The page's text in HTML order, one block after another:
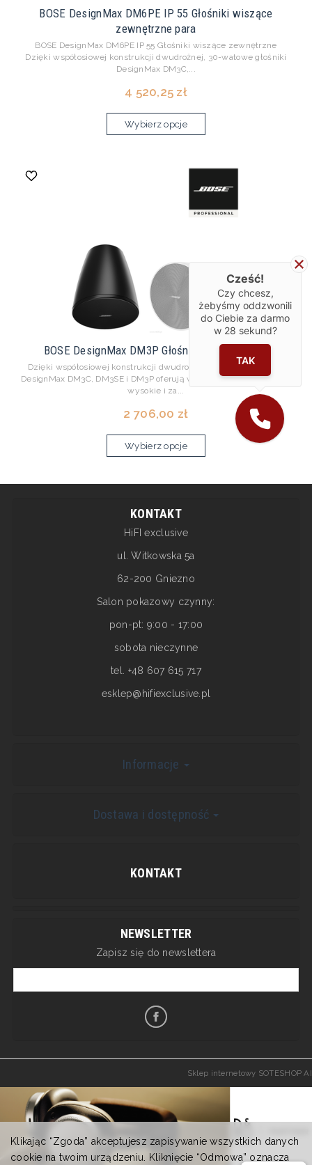
BOSE DesignMax DM6PE IP 55 Głośniki wiszące
zewnętrzne para
BOSE DesignMax DM6PE IP 55 Głośniki wiszące zewnętrzne
Dzięki współosiowej konstrukcji dwudrożnej, 30-watowe głośniki
DesignMax DM3C,...
4 520,25 zł
Wybierz opcje
BOSE DesignMax DM3P Głośniki wiszące Para
Dzięki współosiowej konstrukcji dwudrożnej, 30-watowe głośniki
DesignMax DM3C, DM3SE i DM3P oferują wyraźne, zrozumiałe tony
wysokie i za...
2 706,00 zł
Wybierz opcje
KONTAKT
HiFI exclusive
ul. Witkowska 5a
62-200 Gniezno
Salon pokazowy czynny:
pon-pt: 9:00 - 17:00
sobota nieczynne
tel. +48 607 615 717
esklep@hifiexclusive.pl
Informacje
Dostawa i dostępność
KONTAKT
NEWSLETTER
Zapisz się do newslettera
Sklep internetowy SOTESHOP AI
Klikając “Zgoda” akceptujesz zapisywanie wszystkich danych
cookie na twoim urządzeniu. Kliknięcie “Odmowa” oznacza
Cześć!
Czy chcesz,
żebyśmy oddzwonili
do Ciebie za darmo
w 28 sekund?
TAK